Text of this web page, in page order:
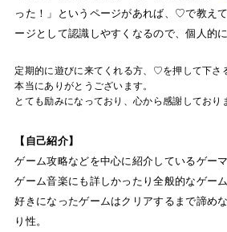
った！」というページがあれば、♡で教え
ージとして認識しやすくなるので、個人的
定期的に遊びに来てくれる方、♡を押して下さ
本当にありがとうございます。
とても励みになっており、心から感謝しており
【自己紹介】
ゲーム攻略などを中心に紹介しているゲーマ
ゲーム音楽にも詳しかったり全般的なゲーム
好きになったゲームはクリアするまで諦め
り性。